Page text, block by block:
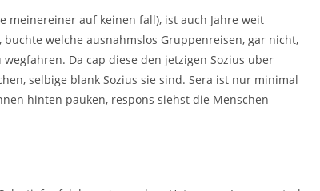
meinereiner auf keinen fall), ist auch Jahre weit
welche ausnahmslos Gruppenreisen, gar nicht,
Da cap diese den jetzigen Sozius uber
selbige blank Sozius sie sind. Sera ist nur minimal
hinten pauken, respons siehst die Menschen